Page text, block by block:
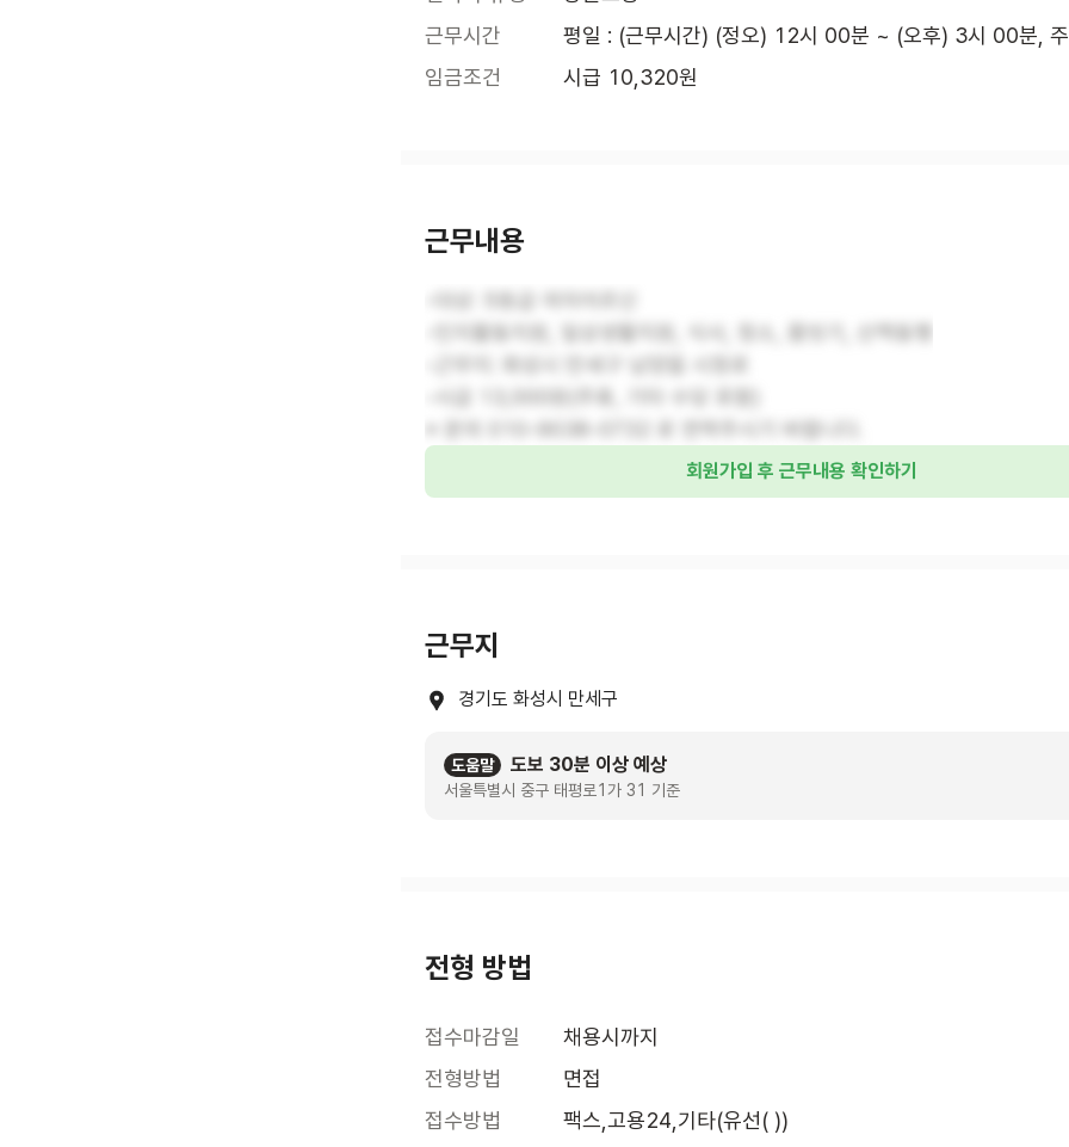
근무시간
평일 : (근무시간) (정오) 12시 00분 ~ (오후) 3시 00분,
임금조건
시급 10,320원
근무내용
회원가입 후 근무내용 확인하기
근무지
경기도 화성시 만세구
도움말 도보 30분 이상 예상
서울특별시 중구 태평로1가 31 기준
전형 방법
접수마감일
채용시까지
전형방법
면접
접수방법
팩스,고용24,기타(유선( ))